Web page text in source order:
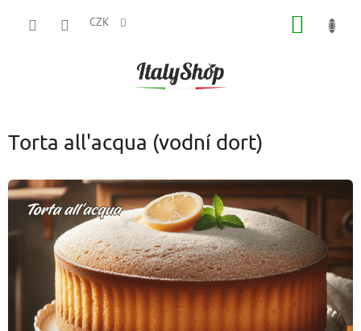
CZK
Torta all'acqua (vodní dort)